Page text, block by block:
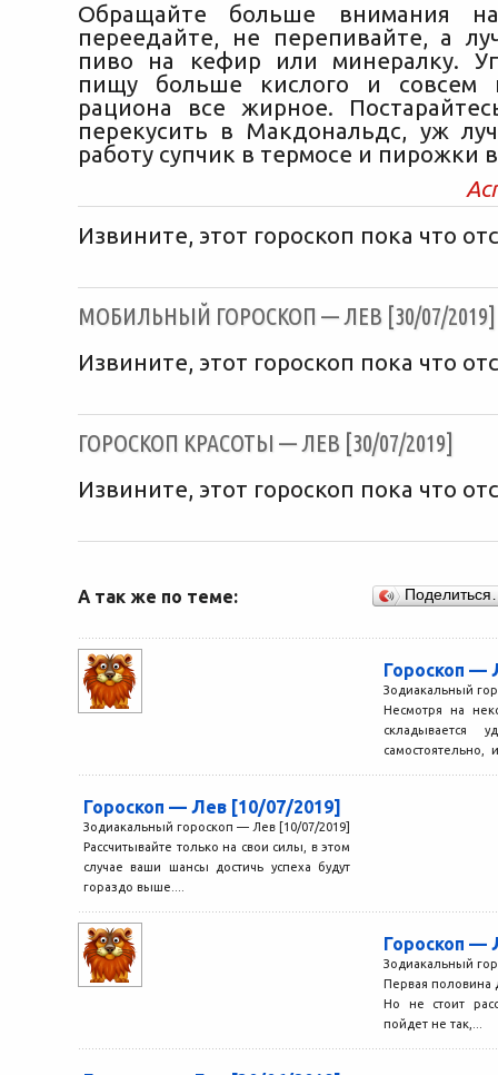
Обращайте больше внимания
переедайте, не перепивайте, а
пиво на кефир или минералку.
пищу больше кислого и совсем
рациона все жирное.
перекусить в Макдональдс, уж
работу супчик в термосе и пирожки
Извините, этот гороскоп пока что
МОБИЛЬНЫЙ ГОРОСКОП — ЛЕВ [30/07/2019]
Извините, этот гороскоп пока что
ГОРОСКОП КРАСОТЫ — ЛЕВ [30/07/2019]
Извините, этот гороскоп пока что
А так же по теме:
Гороскоп —
Зодиакальный
Несмотря на
складывается
самостоятельно,
Гороскоп — Лев [10/07/2019]
Зодиакальный гороскоп — Лев [10/07/2019]
Рассчитывайте только на свои силы, в этом
случае ваши шансы достичь успеха будут
гораздо выше....
Гороскоп —
Зодиакальный
Первая половина
Но не стоит
пойдет не так,...